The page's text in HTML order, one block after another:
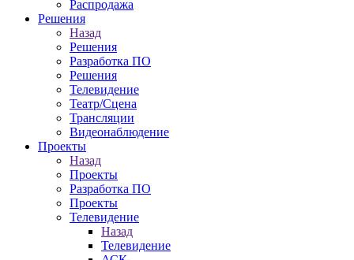
Распродажа
Решения
Назад
Решения
Разработка ПО
Решения
Телевидение
Театр/Сцена
Трансляции
Видеонаблюдение
Проекты
Назад
Проекты
Разработка ПО
Проекты
Телевидение
Назад
Телевидение